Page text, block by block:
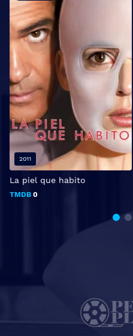
La piel que habito
TMDB 0
2011